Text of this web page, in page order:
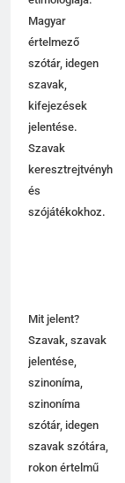
Magyar
értelmező
szótár, idegen
szavak,
kifejezések
jelentése.
Szavak
keresztrejtvényhez
és
szójátékokhoz.
Mit jelent?
Szavak, szavak
jelentése,
szinoníma,
szinoníma
szótár, idegen
szavak szótára,
rokon értelmű